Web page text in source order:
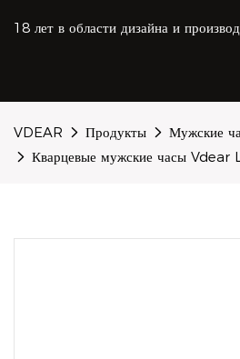
18 лет в области дизайна и
VDEAR Продукты Мужские
Кварцевые мужские часы Vdear